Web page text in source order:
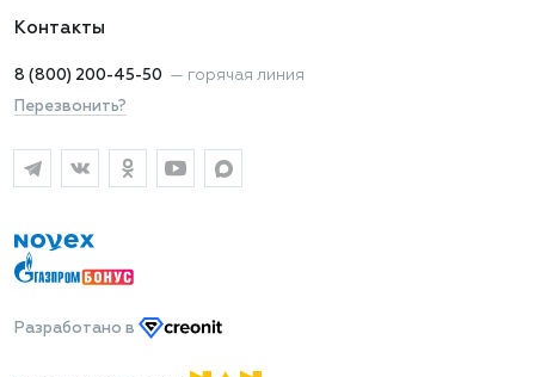
Контакты
8 (800) 200-45-50 — горячая линия
Перезвонить?
Разработано в